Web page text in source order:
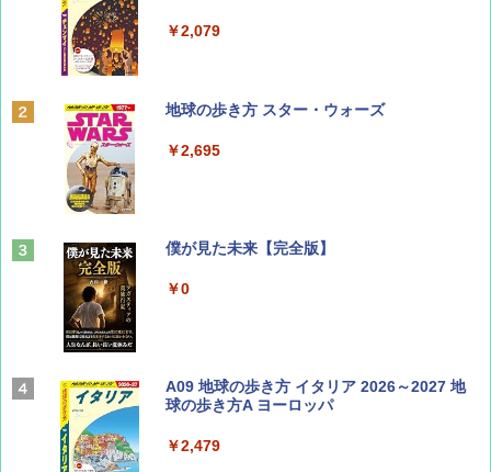
￥1,500
ディズニーファン ２０２６年 ９月号 [雑
山と溪谷 2026年8月号「南アルプス大全」
￥1,540
Coyote No.89 特集 星野道夫 夢見る旅
￥2,079
地球の歩き方 スター・ウォーズ
￥2,695
僕が見た未来【完全版】
￥0
A09 地球の歩き方 イタリア 2026～2027 地
球の歩き方A ヨーロッパ
￥2,479